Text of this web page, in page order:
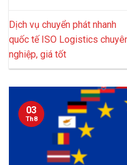
Dịch vụ chuyển phát nhanh
quốc tế ISO Logistics
nghiệp, giá tốt
03
Th8